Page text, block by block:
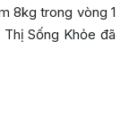
8kg trong vòng 1
Sống Khỏe đã